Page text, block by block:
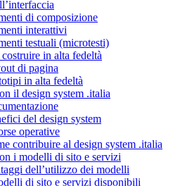
di composizione
interattivi
testuali (microtesti)
in alta fedeltà
di pagina
in alta fedeltà
il design system .italia
del design system
operative
contribuire al design system .italia
i modelli di sito e servizi
dell’utilizzo dei modelli
di sito e servizi disponibili